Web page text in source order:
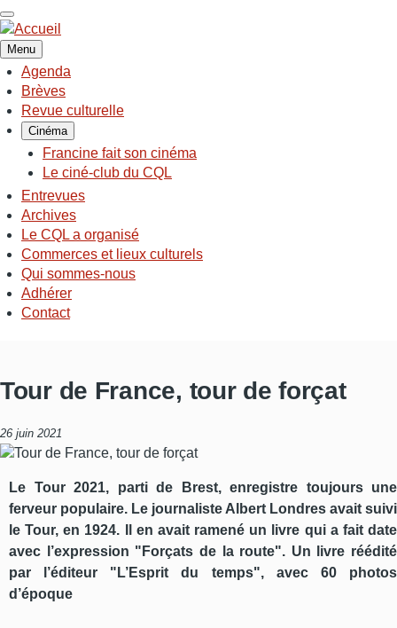
Aller
au
contenu
principal
Menu
NAVIGATION
PRINCIPALE
Agenda
Brèves
Revue culturelle
Cinéma
Francine fait son cinéma
Le ciné-club du CQL
Entrevues
Archives
Le CQL a organisé
Commerces et lieux culturels
Qui sommes-nous
Adhérer
Contact
Tour de France, tour de forçat
26 juin 2021
Le Tour 2021, parti de Brest, enregistre toujours une
ferveur populaire. Le journaliste Albert Londres avait suivi
le Tour, en 1924. Il en avait ramené un livre qui a fait date
avec l’expression "Forçats de la route". Un livre réédité
par l’éditeur "L’Esprit du temps", avec 60 photos
d’époque